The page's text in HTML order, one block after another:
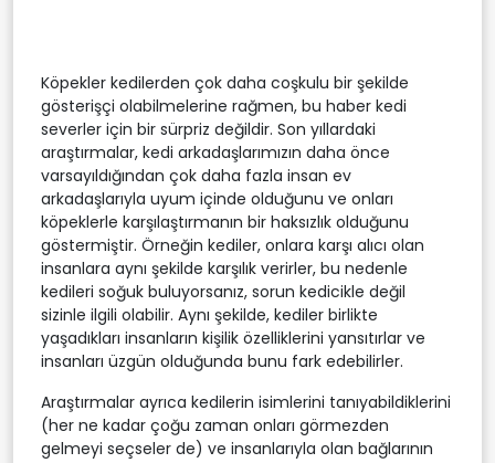
Köpekler kedilerden çok daha coşkulu bir şekilde
gösterişçi olabilmelerine rağmen, bu haber kedi
severler için bir sürpriz değildir. Son yıllardaki
araştırmalar, kedi arkadaşlarımızın daha önce
varsayıldığından çok daha fazla insan ev
arkadaşlarıyla uyum içinde olduğunu ve onları
köpeklerle karşılaştırmanın bir haksızlık olduğunu
göstermiştir. Örneğin kediler, onlara karşı alıcı olan
insanlara aynı şekilde karşılık verirler, bu nedenle
kedileri soğuk buluyorsanız, sorun kedicikle değil
sizinle ilgili olabilir. Aynı şekilde, kediler birlikte
yaşadıkları insanların kişilik özelliklerini yansıtırlar ve
insanları üzgün olduğunda bunu fark edebilirler.
Araştırmalar ayrıca kedilerin isimlerini tanıyabildiklerini
(her ne kadar çoğu zaman onları görmezden
gelmeyi seçseler de) ve insanlarıyla olan bağlarının